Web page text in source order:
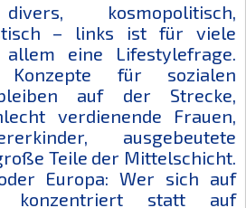
kosmopolitisch,
– links ist für viele
eine Lifestylefrage.
Konzepte für sozialen
auf der Strecke,
verdienende Frauen,
ausgebeutete
Teile der Mittelschicht.
Europa: Wer sich auf
konzentriert statt auf